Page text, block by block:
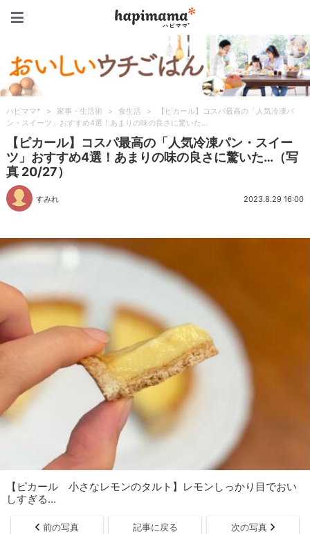
ハピママ* > 家事・生活術 > 食生活 >
【ピカール】コスパ最高の「人気冷凍パ
ン・スイーツ」おすすめ4選！あまりの味の良さに驚いた…
【ピカール】コスパ最高の「人気冷凍パン・スイー
ツ」おすすめ4選！あまりの味の良さに驚いた…（写
真 20/27）
すみれ 2023.8.29 16:00
【ピカール 小さなレモンのタルト】レモンしっかり目でおい
しすぎる…
前の写真 記事に戻る 次の写真